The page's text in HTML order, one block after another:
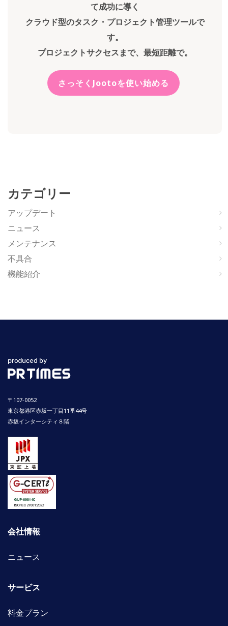
て成功に導く
クラウド型のタスク・プロジェクト管理ツールで
す。
プロジェクトサクセスまで、最短距離で。
さっそくJootoを使い始める
カテゴリー
アップデート
ニュース
メンテナンス
不具合
機能紹介
〒107-0052
東京都港区赤坂一丁目11番44号
赤坂インターシティ８階
会社情報
ニュース
サービス
料金プラン